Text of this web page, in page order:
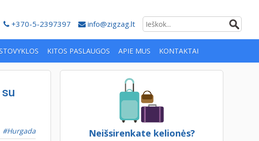
+370-5-2397397 info@zigzag.lt
KITOS PASLAUGOS APIE MUS KONTAKTAI
Hurgada Neišsirenkate kelionės?